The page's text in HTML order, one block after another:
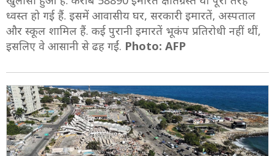
ध्वस्त हो गई हैं. इसमें आवासीय घर, सरकारी इमारतें, अस्पताल
और स्कूल शामिल हैं. कई पुरानी इमारतें भूकंप प्रतिरोधी नहीं थीं,
इसलिए वे आसानी से ढह गईं. Photo: AFP